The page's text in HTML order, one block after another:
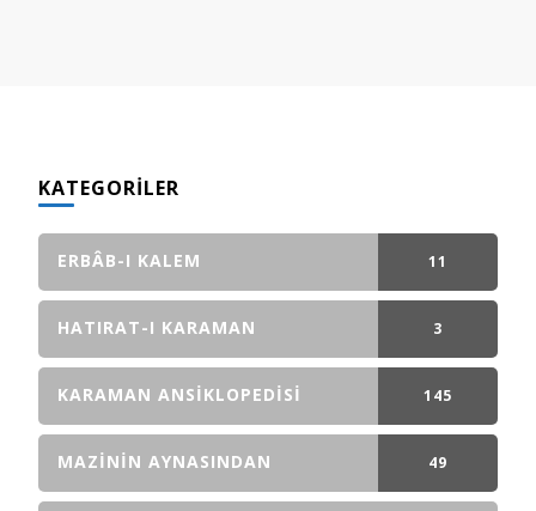
KATEGORILER
ERBÂB-I KALEM 11
GÖNDERI(LER)
HATIRAT-I KARAMAN 3
GÖNDERI(LER)
KARAMAN ANSIKLOPEDISI 145
GÖNDERI(LER)
MAZININ AYNASINDAN 49